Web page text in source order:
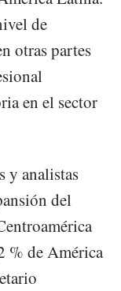
de
otras partes
en el sector
y analistas
del
% de América